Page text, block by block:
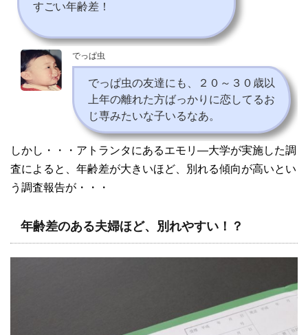
すごい年齢差！
でっぱ虫
でっぱ虫の友達にも、２０～３０歳以
上年の離れた方ばっかりに恋してるお
じ専みたいな子いるなあ。
しかし・・・アトランタにあるエモリ―大学が実施した調
査によると、年齢差が大きいほど、別れる傾向が高いとい
う調査報告が・・・
年齢差のある夫婦ほど、別れやすい！？